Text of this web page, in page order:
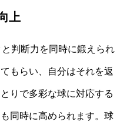
上
判断力を同時に鍛えられ
もらい、自分はそれを返
りで多彩な球に対応する
同時に高められます。球